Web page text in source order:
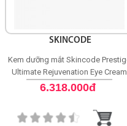
SKINCODE
Kem dưỡng mắt Skincode
Ultimate Rejuvenation Eye Cream
6.318.000đ